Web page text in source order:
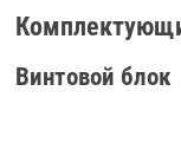
Винтовой блок